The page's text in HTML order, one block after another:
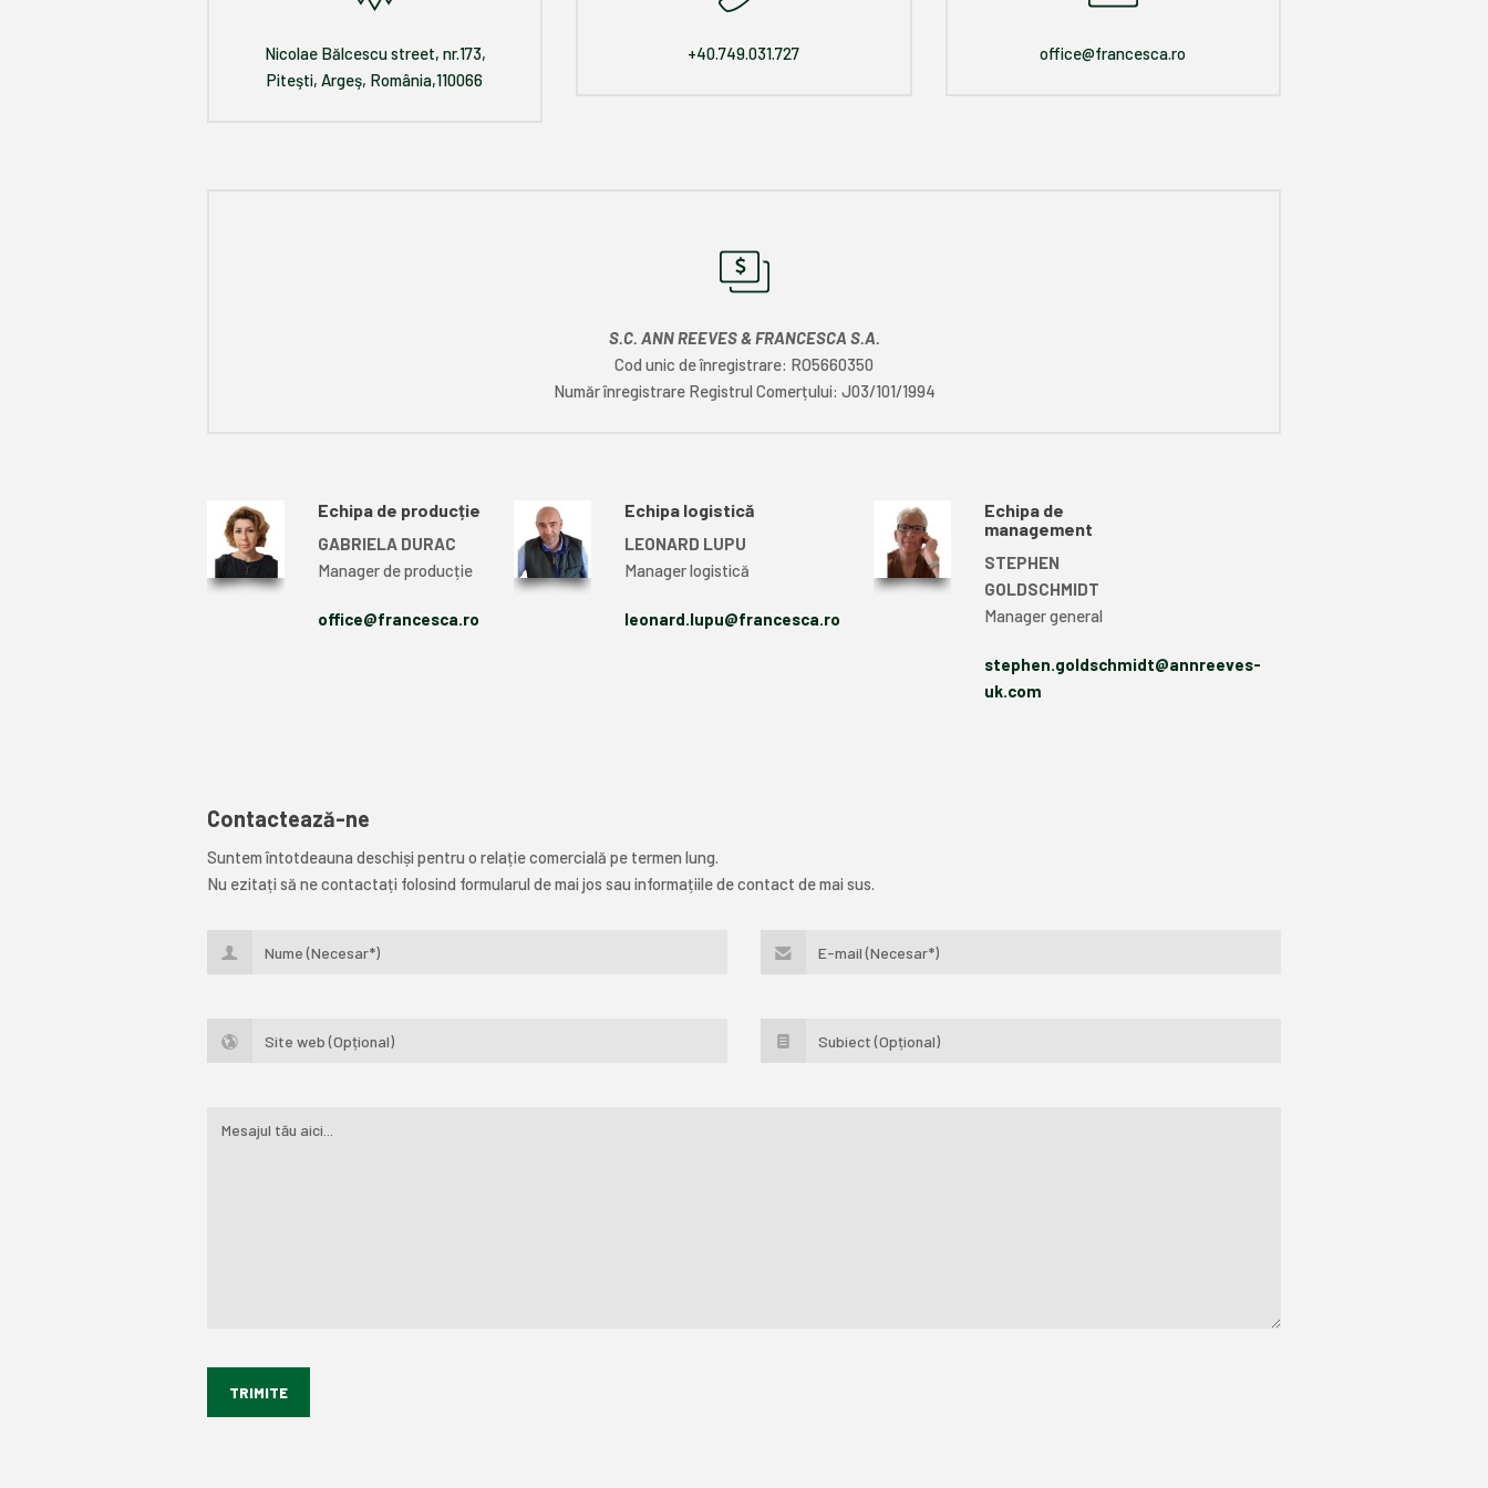
Nicolae Bălcescu street, nr.173,
Piteşti, Argeş, România,110066
+40.749.031.727 office@francesca.ro
S.C. ANN REEVES & FRANCESCA S.A.
Cod unic de înregistrare: RO5660350
Număr înregistrare Registrul Comerțului: J03/101/1994
Echipa de producție
GABRIELA DURAC
Manager de producție
office@francesca.ro
Echipa logistică
LEONARD LUPU
Manager logistică
leonard.lupu@francesca.ro
Echipa de
management
STEPHEN
GOLDSCHMIDT
Manager general
stephen.goldschmidt@annreeves-
uk.com
Contactează-ne
Suntem întotdeauna deschiși pentru o relație comercială pe termen lung.
Nu ezitați să ne contactați folosind formularul de mai jos sau informațiile de contact de mai sus.